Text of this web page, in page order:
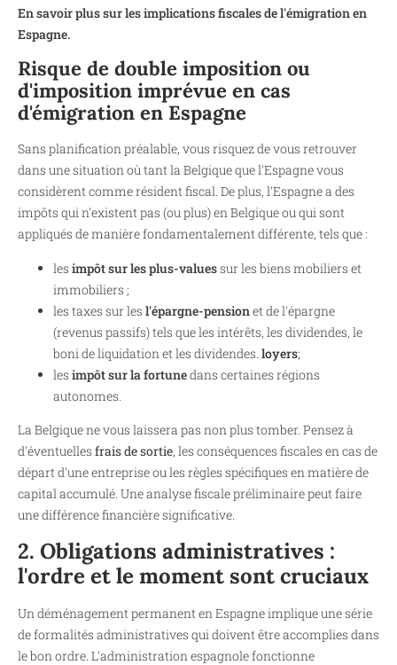
En savoir plus sur les implications fiscales de l'émigration en
Espagne.
Risque de double imposition ou
d'imposition imprévue en cas
d'émigration en Espagne
Sans planification préalable, vous risquez de vous retrouver
dans une situation où tant la Belgique que l'Espagne vous
considèrent comme résident fiscal. De plus, l'Espagne a des
impôts qui n'existent pas (ou plus) en Belgique ou qui sont
appliqués de manière fondamentalement différente, tels que :
les impôt sur les plus-valuessur les biens mobiliers et
immobiliers ;
les taxes sur les l'épargne-pension et de l'épargne
(revenus passifs) tels que les intérêts, les dividendes, le
boni de liquidation et les dividendes. loyers;
les impôt sur la fortunedans certaines régions
autonomes.
La Belgique ne vous laissera pas non plus tomber. Pensez à
d'éventuelles frais de sortie, les conséquences fiscales en cas de
départ d'une entreprise ou les règles spécifiques en matière de
capital accumulé. Une analyse fiscale préliminaire peut faire
une différence financière significative.
2. Obligations administratives :
l'ordre et le moment sont cruciaux
Un déménagement permanent en Espagne implique une série
de formalités administratives qui doivent être accomplies dans
le bon ordre. L'administration espagnole fonctionne